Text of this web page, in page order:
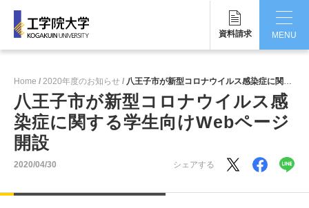
資料請求
MENU
工学院大学について
学部・大学院
学生生活
Home 2020年度のお知らせ 八王子市が新型コロナウイルス感染症に関する学生向けWebページ開設
八王子市が新型コロナウイルス感
染症に関する学生向けWebページ
開設
2020/04/30 シェアする